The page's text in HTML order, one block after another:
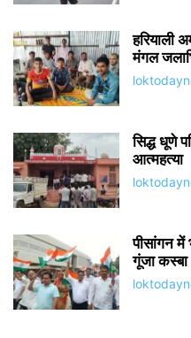
हरियाली
मंगल
सिद्ध धूणे
आत्महत्या
पीसांगन में
गूंजा कस्बा